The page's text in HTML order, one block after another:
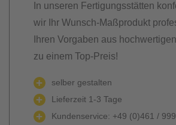
In unseren Fertigungsstätten
wir Ihr Wunsch-Maßprodukt
Ihren Vorgaben aus
zu einem Top-Preis!
selber gestalten
Lieferzeit 1-3 Tage
Kundenservice: +49 (0)461 /